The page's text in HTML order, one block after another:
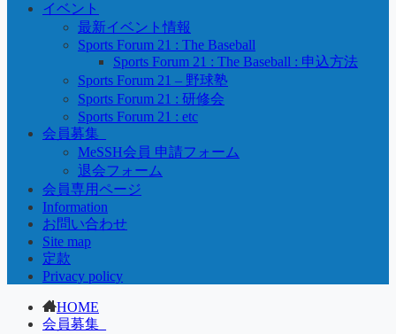
イベント
最新イベント情報
Sports Forum 21 : The Baseball
Sports Forum 21 : The Baseball : 申込方法
Sports Forum 21 – 野球塾
Sports Forum 21 : 研修会
Sports Forum 21 : etc
会員募集_
MeSSH会員 申請フォーム
退会フォーム
会員専用ページ
Information
お問い合わせ
Site map
定款
Privacy policy
HOME
会員募集_